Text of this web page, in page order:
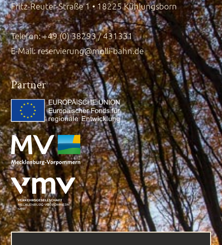
Fritz-Reuter-Straße 1 • 18225 Kühlungsborn
Telefon: +49 (0) 38293 / 431331
E-Mail:reservierung@molli-bahn.de
Partner